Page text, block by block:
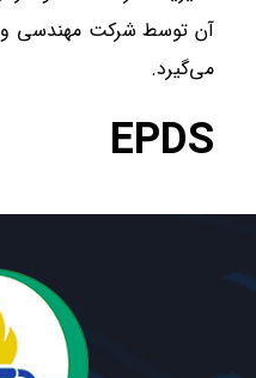
آن توسط شرکت مهندسی و
می‌گیرد.
EPDS